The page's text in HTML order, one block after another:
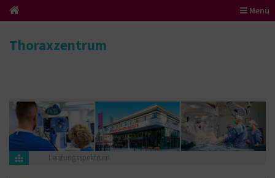
Menü
Thoraxzentrum
Leistungsspektrum